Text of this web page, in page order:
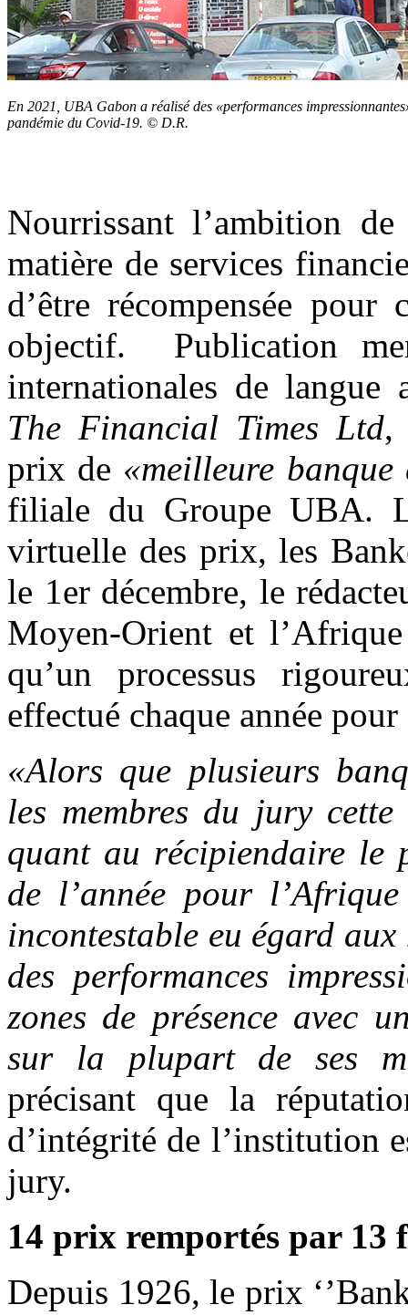
En 2021, UBA Gabon a réalisé des «performances
pandémie du Covid-19. © D.R.
Nourrissant l’ambition
matière de services
d’être récompensée
objectif. Publication
internationales de langue
The Financial Times Ltd
prix de «meilleure
filiale du Groupe UBA.
virtuelle des prix, les
le 1er décembre, le
Moyen-Orient et
qu’un processus
effectué chaque année
«Alors que plusieurs
les membres du jury
quant au récipiendaire le
de l’année pour
incontestable eu égard
des performances
zones de présence avec
sur la plupart de ses
précisant que la
d’intégrité de l’institution
jury.
14 prix remportés par 13
Depuis 1926, le prix